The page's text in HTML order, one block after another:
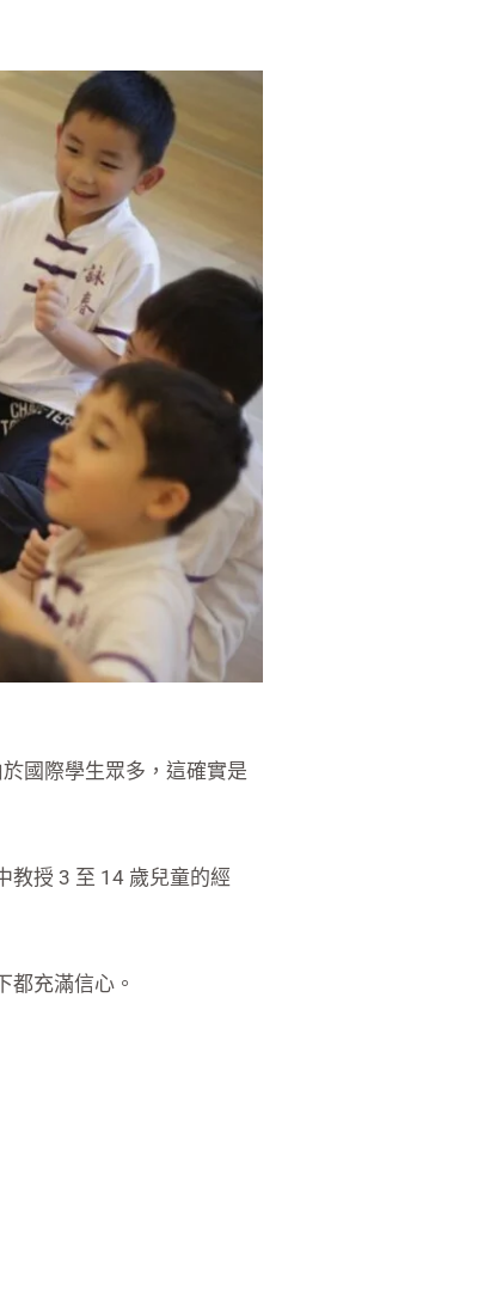
國際學生眾多，這確實是
教授 3 至 14 歲兒童的經
都充滿信心。